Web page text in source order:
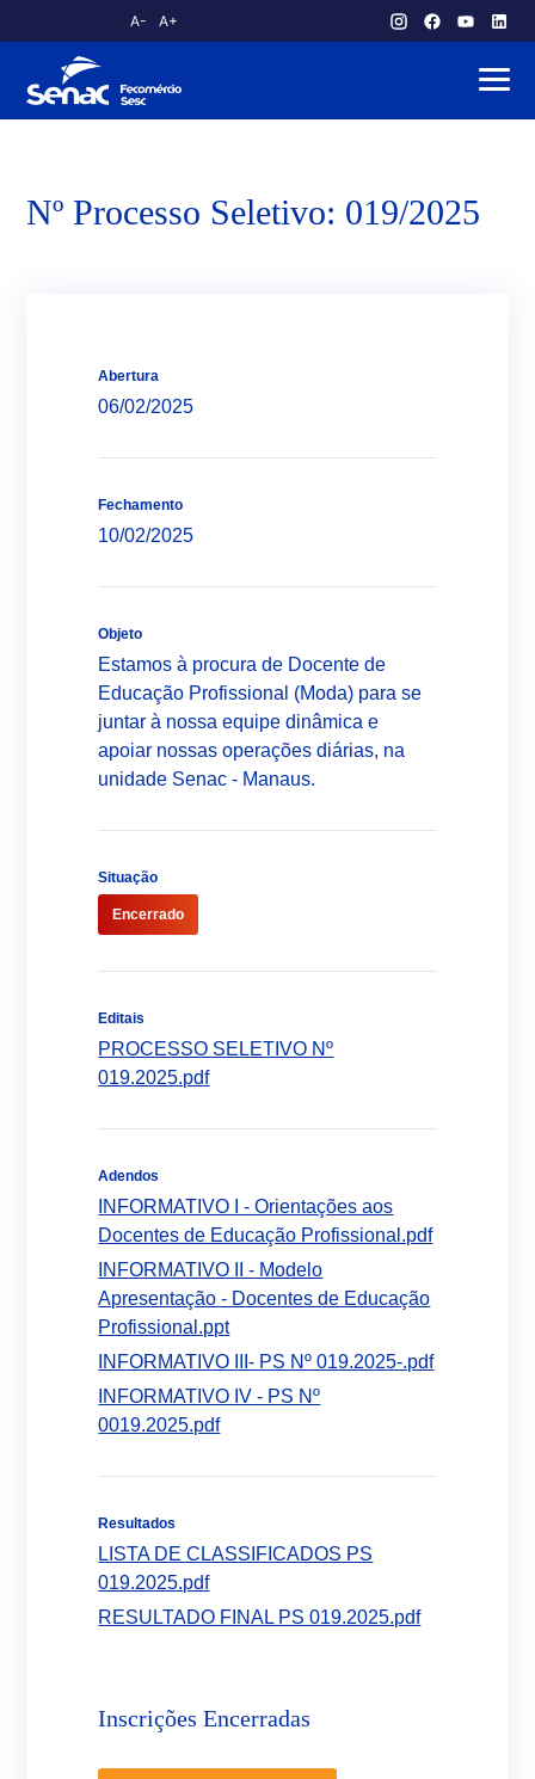
A- A+
atendimento.publico@am.senac.br
Sobre o Senac
Documentos Educacionais
Unidades Educacionais
Validação de Certificado
Transparência da Gestão
Cursos Livres (FIC)
Cursos Técnicos
Graduação Tecnológica
Restaurante escola Senac
Biblioteca
Atendimento Corporativo
Programa Comércio
Programa de Segurança Alimentar
Fecomércio Amazonas
Senac Empresas
Canal Ético (Ouvidoria)
Contato
Nº Processo Seletivo: 019/2025
Abertura
06/02/2025
Fechamento
10/02/2025
Objeto
Estamos à procura de Docente de
Educação Profissional (Moda) para se
juntar à nossa equipe dinâmica e
apoiar nossas operações diárias, na
unidade Senac - Manaus.
Situação
Encerrado
Editais
PROCESSO SELETIVO Nº
019.2025.pdf
Adendos
INFORMATIVO I - Orientações aos
Docentes de Educação Profissional.pdf
INFORMATIVO II - Modelo
Apresentação - Docentes de Educação
Profissional.ppt
INFORMATIVO III- PS Nº 019.2025-.pdf
INFORMATIVO IV - PS Nº
0019.2025.pdf
Resultados
LISTA DE CLASSIFICADOS PS
019.2025.pdf
RESULTADO FINAL PS 019.2025.pdf
Inscrições Encerradas